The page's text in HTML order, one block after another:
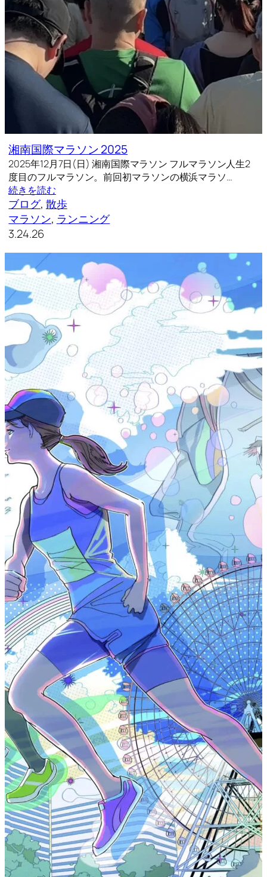
湘南国際マラソン 2025
2025年12月7日(日) 湘南国際マラソン フルマラソン人生2
度目のフルマラソン。前回初マラソンの横浜マラソ…
続きを読む
ブログ, 散歩
マラソン, ランニング
3.24.26